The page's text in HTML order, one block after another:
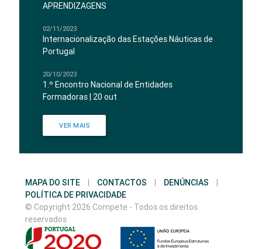
APRENDIZAGENS
02/11/2023
Internacionalização das Estações Náuticas de
Portugal
20/10/2023
1.º Encontro Nacional de Entidades
Formadoras | 20 out
VER MAIS
MAPA DO SITE | CONTACTOS | DENÚNCIAS
|
POLÍTICA DE PRIVACIDADE
© Copyright 2026 Compete - Todos os direitos
reservados